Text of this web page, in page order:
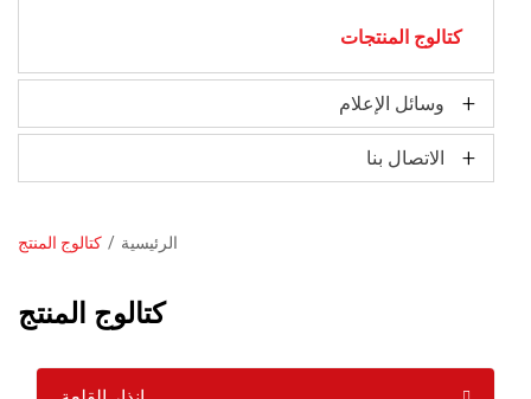
نبذة عن الشركة
الشهادات
المسؤولية الإجتماعية
كتالوج المنتجات
+ وسائل الإعلام
مقدمة عن شركة كالي كاسل + الاتصال بنا
التنقل
الرئيسية كتالوج المنتج
كتالوج المنتج